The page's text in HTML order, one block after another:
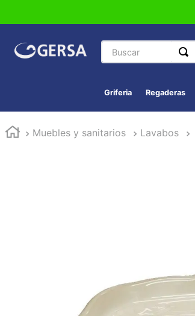
Buscar
Griferia Regaderas
Muebles y sanitarios Lavabos